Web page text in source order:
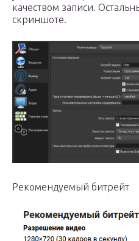
качеством записи.
скриншоте.
Рекомендуемый битрейт